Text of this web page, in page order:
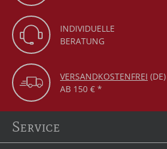
INDIVIDUELLE
BERATUNG
VERSANDKOSTENFREI (DE)
AB 150 € *
Service